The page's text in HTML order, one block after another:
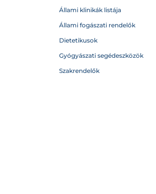
Állami klinikák listája
Állami fogászati rendelők
Dietetikusok
Gyógyászati segédeszközök
Szakrendelők